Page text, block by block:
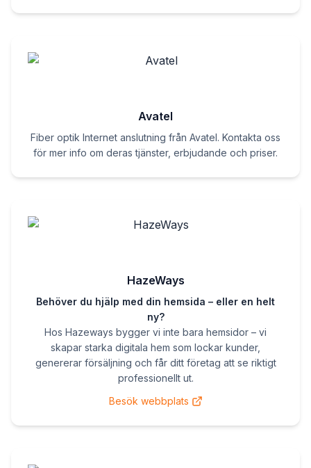
Avatel
Fiber optik Internet anslutning från Avatel. Kontakta oss
för mer info om deras tjänster, erbjudande och priser.
HazeWays
Behöver du hjälp med din hemsida – eller en helt
ny?
Hos Hazeways bygger vi inte bara hemsidor – vi
skapar starka digitala hem som lockar kunder,
genererar försäljning och får ditt företag att se riktigt
professionellt ut.
Besök webbplats